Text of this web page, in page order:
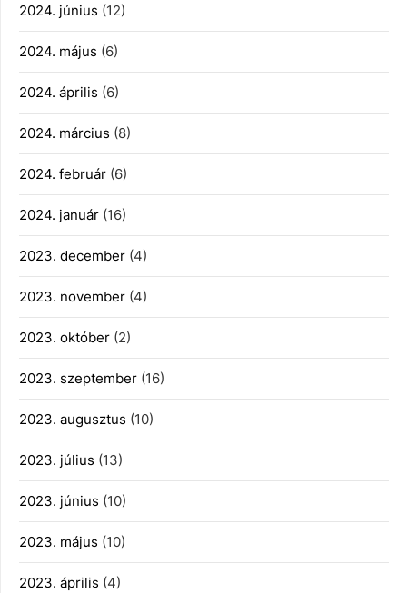
2024. június (12)
2024. május (6)
2024. április (6)
2024. március (8)
2024. február (6)
2024. január (16)
2023. december (4)
2023. november (4)
2023. október (2)
2023. szeptember (16)
2023. augusztus (10)
2023. július (13)
2023. június (10)
2023. május (10)
2023. április (4)